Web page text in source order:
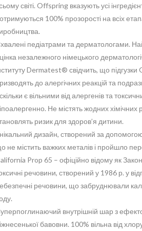
світі. Offspring вказують усі
100% прозорості на всіх
педіатрами та дерматологами.
незалежного німецького
Dermatest® свідчить, що
до алергічних реакцій та
є вільними від алергенів та
Не містять жодних хімічних
ризик для здоров’я дитини.
дизайн, створений за
не містить важких металів і пройшло
Prop 65 – офіційно відому як
речовини, створений у 1986 р. у
речовини, що забруднювали
внутрішній шар з
бавовни. 100% вільна від